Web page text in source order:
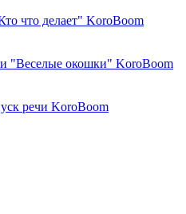
что делает" KoroBoom
"Веселые окошки" KoroBoom
речи KoroBoom